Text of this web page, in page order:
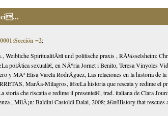
=2:
Weibliche SpiritualitÃ¤t und politische praxis , RÃ¼sselsheim:
sexualâ€, en NÃºria Jornet i Benito, Teresa Vinyoles
y MÂª Elisa Varela RodrÃ­guez, Las relaciones en la historia de la
MarÃ­a-Milagros, â€œLa historia que rescata y redime el
che riscatta e redime il presenteâ€, trad. italiana de Clara
, MilÃ¡n: Baldini Castoldi Dalai, 2008; â€œHistory that rescues